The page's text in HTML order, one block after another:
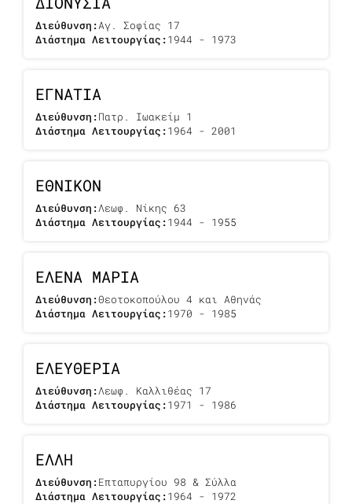
Διεύθυνση:Αγ. Σοφίας 17
Διάστημα Λειτουργίας:1944 - 1973
ΕΓΝΑΤΙΑ
Διεύθυνση:Πατρ. Ιωακείμ 1
Διάστημα Λειτουργίας:1964 - 2001
ΕΘΝΙΚΟΝ
Διεύθυνση:Λεωφ. Νίκης 63
Διάστημα Λειτουργίας:1944 - 1955
ΕΛΕΝΑ ΜΑΡΙΑ
Διεύθυνση:Θεοτοκοπούλου 4 και Αθηνάς
Διάστημα Λειτουργίας:1970 - 1985
ΕΛΕΥΘΕΡΙΑ
Διεύθυνση:Λεωφ. Καλλιθέας 17
Διάστημα Λειτουργίας:1971 - 1986
ΕΛΛΗ
Διεύθυνση:Επταπυργίου 98 & Σύλλα
Διάστημα Λειτουργίας:1964 - 1972